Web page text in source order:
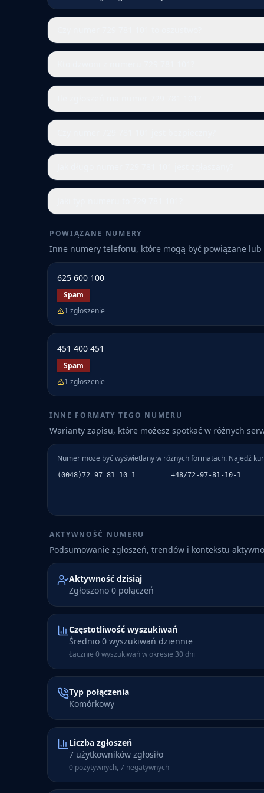
POWIĄZANE NUMERY
Inne numery telefonu, które mogą być powiązane
625 600 100
Spam
1 zgłoszenie
451 400 451
Spam
1 zgłoszenie
INNE FORMATY TEGO NUMERU
Warianty zapisu, które możesz spotkać w różnych
Numer może być wyświetlany w różnych formatach. Najedź
(0048)72 97 81 10 1 +48/72-97-81-10-1
AKTYWNOŚĆ NUMERU
Podsumowanie zgłoszeń, trendów i kontekstu
Aktywność dzisiaj
Zgłoszono 0 połączeń
Częstotliwość wyszukiwań
Średnio 0 wyszukiwań dziennie
Łącznie 0 wyszukiwań w okresie 30 dni
Typ połączenia
Komórkowy
Liczba zgłoszeń
7 użytkowników zgłosiło
0 pozytywnych, 7 negatywnych